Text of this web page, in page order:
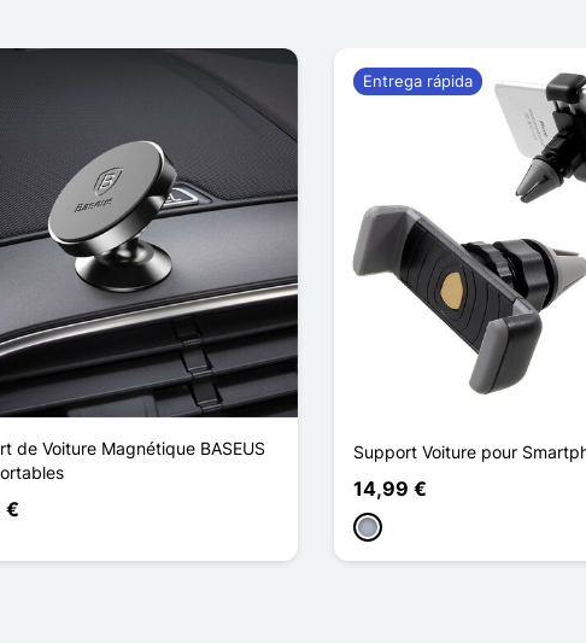
de Voiture Magnétique BASEUS
€
Support Voiture pour
14,99 €
Gris
Entrega rápida